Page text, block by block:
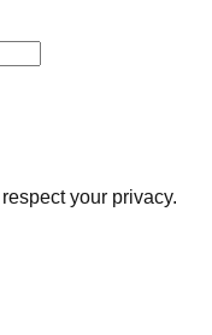
your privacy.